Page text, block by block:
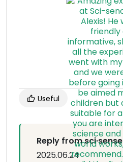
Useful
Reply from sci·sense
2025.06.24